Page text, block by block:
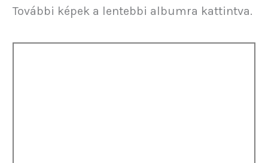
További képek a lentebbi albumra kattintva.